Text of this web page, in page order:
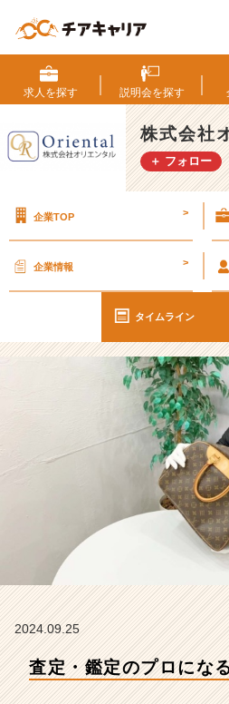
定・
鑑
定
の
プ
ロ
た
【株
式
社
オ
リ
エ
ン
タ
ル
の
タ
ン
チ
求人を探す 説明会を探す
株式会社
＋ フォロー
企業TOP >
企業情報 >
タイムライン
2024.09.25
査定・鑑定のプロにな